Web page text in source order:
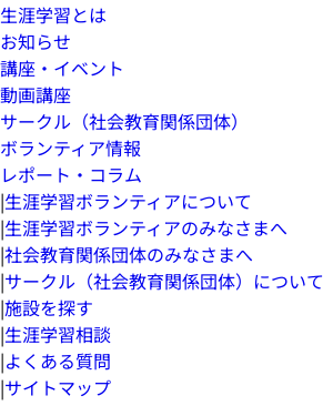
生涯学習とは
お知らせ
講座・イベント
動画講座
サークル（社会教育関係団体）
ボランティア情報
レポート・コラム
|生涯学習ボランティアについて
|生涯学習ボランティアのみなさまへ
|社会教育関係団体のみなさまへ
|サークル（社会教育関係団体）について
|施設を探す
|生涯学習相談
|よくある質問
|サイトマップ